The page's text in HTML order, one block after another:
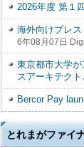
2026年度 第１
海外向けプレ
6年08月07日
東京都市大学
スアーキテク
Bercor Pay
とれまがファイ